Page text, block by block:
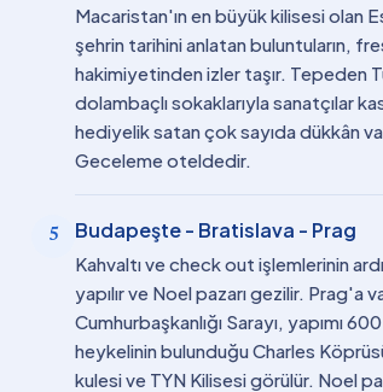
Macaristan'ın en büyük kilisesi olan
şehrin tarihini anlatan buluntuların,
hakimiyetinden izler taşır. Tepeden
dolambaçlı sokaklarıyla sanatçılar
hediyelik satan çok sayıda dükkân
Geceleme oteldedir.
5 Budapeşte - Bratislava - Prag
Kahvaltı ve check out işlemlerinin
yapılır ve Noel pazarı gezilir.
Cumhurbaşkanlığı Sarayı, yapımı
heykelinin bulunduğu Charles
kulesi ve TYN Kilisesi görülür. Noel